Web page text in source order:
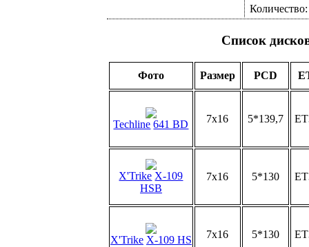
Список
Фото Размер PCD
Techline 641 BD 7x16 5*139,7
X'Trike X-109
HSB
7x16 5*130
X'Trike X-109 HS 7x16 5*130